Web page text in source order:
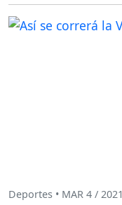
Deportes • MAR 4 / 2021